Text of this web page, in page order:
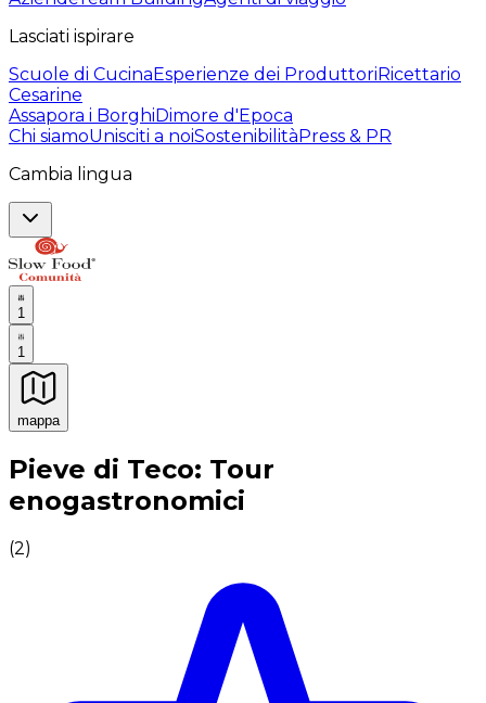
Lasciati ispirare
Scuole di CucinaEsperienze dei ProduttoriRicettario
Cesarine
Assapora i BorghiDimore d'Epoca
Chi siamoUnisciti a noiSostenibilitàPress & PR
Cambia lingua
1
1
mappa
Esperienze culinarie indimenticabili: Esperienze
Pieve di Teco: Tour
enogastronomici
(2)